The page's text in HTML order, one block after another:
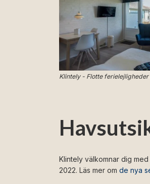
Klintely - Flotte
Klintely välkomnar dig
2022. Läs mer om de nya